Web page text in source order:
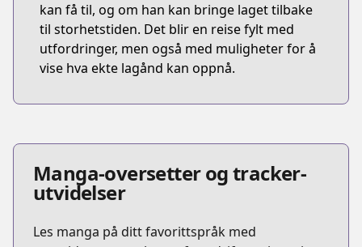
kan få til, og om han kan bringe laget tilbake
til storhetstiden. Det blir en reise fylt med
utfordringer, men også med muligheter for å
vise hva ekte lagånd kan oppnå.
Manga-oversetter og tracker-
utvidelser
Les manga på ditt favorittspråk med